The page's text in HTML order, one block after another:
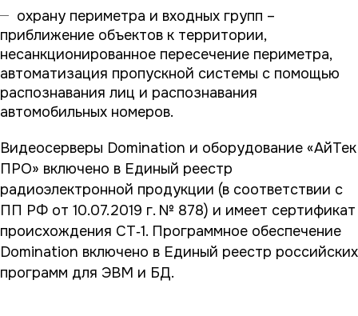
охрану периметра и входных групп –
приближение объектов к территории,
несанкционированное пересечение периметра,
автоматизация пропускной системы с помощью
распознавания лиц и распознавания
автомобильных номеров.
Видеосерверы Domination и оборудование «АйТек
ПРО» включено в Единый реестр
радиоэлектронной продукции (в соответствии с
ПП РФ от 10.07.2019 г. № 878) и имеет сертификат
происхождения СТ‑1. Программное обеспечение
Domination включено в Единый реестр российских
программ для ЭВМ и БД.